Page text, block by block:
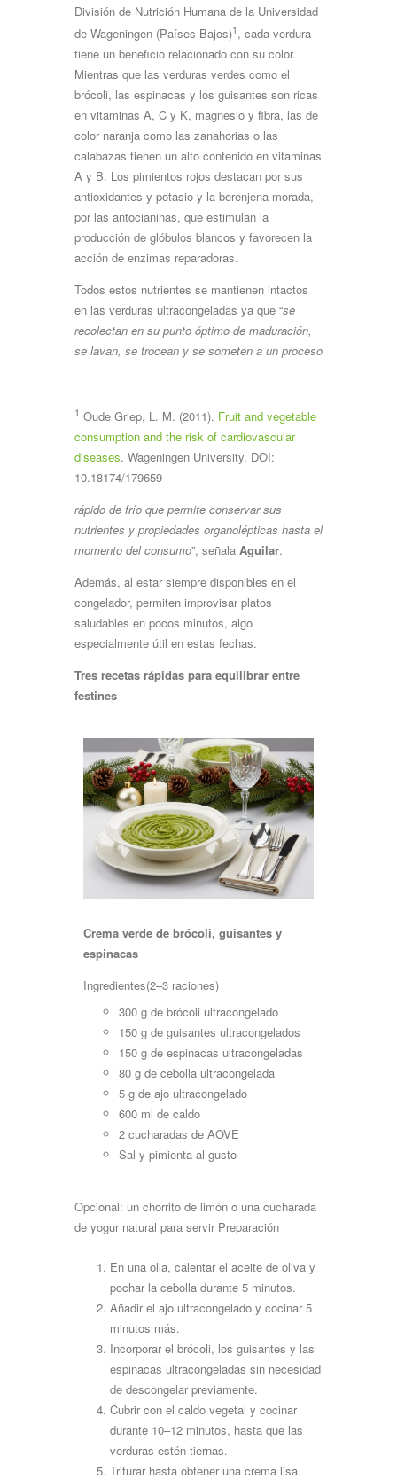
División de Nutrición Humana de la Universidad
de Wageningen (Países Bajos)1 , cada verdura
tiene un beneficio relacionado con su color.
Mientras que las verduras verdes como el
brócoli, las espinacas y los guisantes son ricas
en vitaminas A, C y K, magnesio y fibra, las de
color naranja como las zanahorias o las
calabazas tienen un alto contenido en vitaminas
A y B. Los pimientos rojos destacan por sus
antioxidantes y potasio y la berenjena morada,
por las antocianinas, que estimulan la
producción de glóbulos blancos y favorecen la
acción de enzimas reparadoras.
Todos estos nutrientes se mantienen intactos
en las verduras ultracongeladas ya que “se
recolectan en su punto óptimo de maduración,
se lavan, se trocean y se someten a un proceso
1 Oude Griep, L. M. (2011). Fruit and vegetable
consumption and the risk of cardiovascular
diseases. Wageningen University. DOI:
10.18174/179659
rápido de frío que permite conservar sus
nutrientes y propiedades organolépticas hasta el
momento del consumo”, señala Aguilar.
Además, al estar siempre disponibles en el
congelador, permiten improvisar platos
saludables en pocos minutos, algo
especialmente útil en estas fechas.
Tres recetas rápidas para equilibrar entre
festines
Crema verde de brócoli, guisantes y
espinacas
Ingredientes(2–3 raciones)
300 g de brócoli ultracongelado
150 g de guisantes ultracongelados
150 g de espinacas ultracongeladas
80 g de cebolla ultracongelada
5 g de ajo ultracongelado
600 ml de caldo
2 cucharadas de AOVE
Sal y pimienta al gusto
Opcional: un chorrito de limón o una cucharada
de yogur natural para servir Preparación
En una olla, calentar el aceite de oliva y
pochar la cebolla durante 5 minutos.
Añadir el ajo ultracongelado y cocinar 5
minutos más.
Incorporar el brócoli, los guisantes y las
espinacas ultracongeladas sin necesidad
de descongelar previamente.
Cubrir con el caldo vegetal y cocinar
durante 10–12 minutos, hasta que las
verduras estén tiernas.
Triturar hasta obtener una crema lisa.